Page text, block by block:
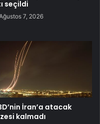
seçildi
7, 2026
İran’a atacak
kalmadı